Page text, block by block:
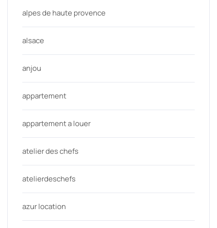
alpes de haute provence
alsace
anjou
appartement
appartement a louer
atelier des chefs
atelierdeschefs
azur location